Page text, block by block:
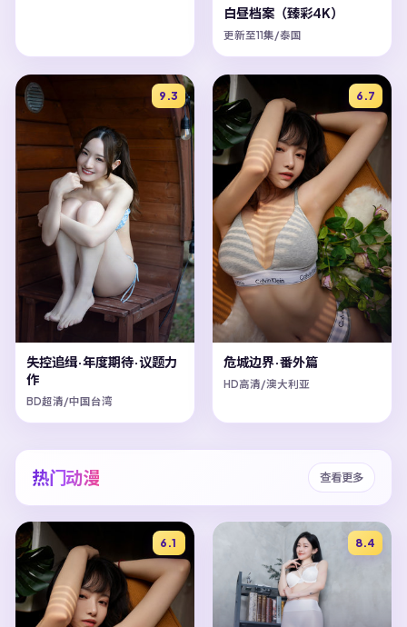
白昼档案（臻彩4K）
更新至11集/泰国
9.3
失控追缉·年度期待·议题力
作
BD超清/中国台湾
6.7
危城边界·番外篇
HD高清/澳大利亚
热门动漫 查看更多
6.1 8.4